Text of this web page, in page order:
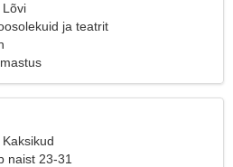
ja teatrit
naist 23-31